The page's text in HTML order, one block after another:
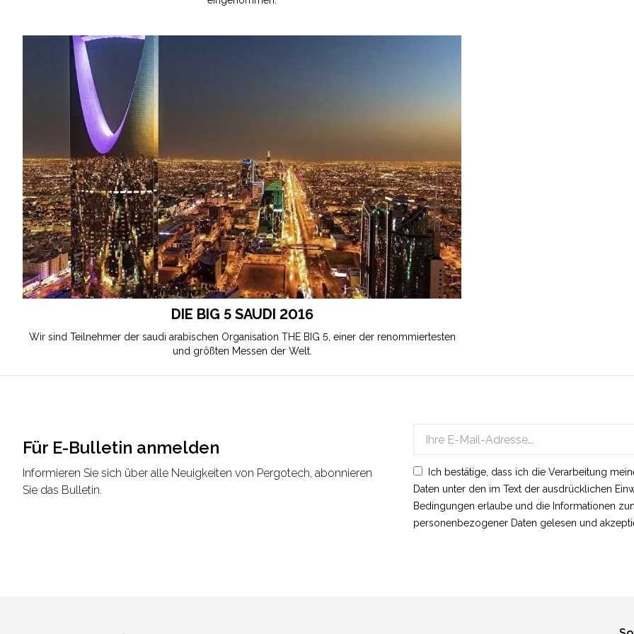
DIE BIG 5 SAUDI 2016
Wir sind Teilnehmer der saudi arabischen Organisation THE BIG 5, einer der renommiertesten
und größten Messen der Welt.
Für E-Bulletin anmelden
Informieren Sie sich über alle Neuigkeiten von Pergotech, abonnieren
Sie das Bulletin.
Ich bestätige, dass ich die Verarbeitung
Daten unter den im Text der ausdrücklichen
Bedingungen erlaube und die Informationen
personenbezogener Daten gelesen und